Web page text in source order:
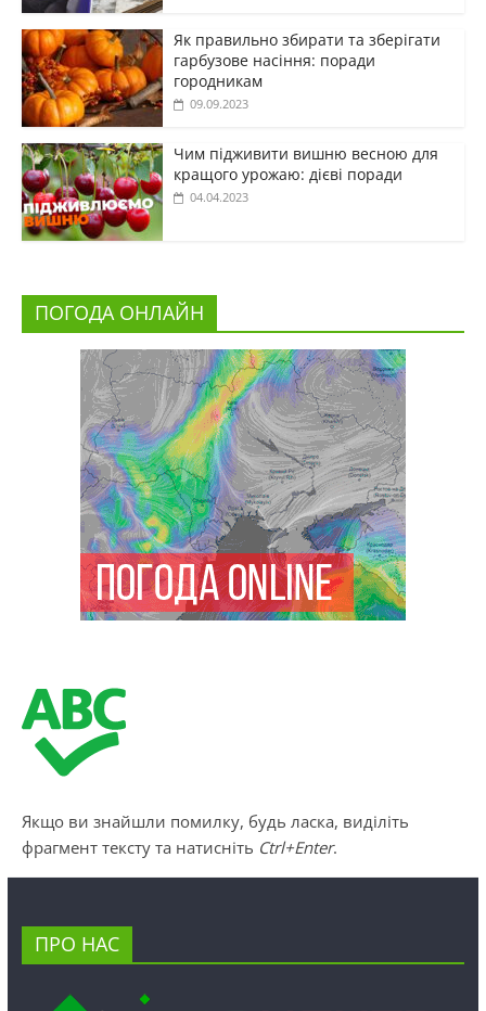
Як правильно збирати та зберігати
гарбузове насіння: поради
городникам
09.09.2023
Чим підживити вишню весною для
кращого урожаю: дієві поради
04.04.2023
ПОГОДА ОНЛАЙН
Якщо ви знайшли помилку, будь ласка, виділіть
фрагмент тексту та натисніть Ctrl+Enter.
ПРО НАС